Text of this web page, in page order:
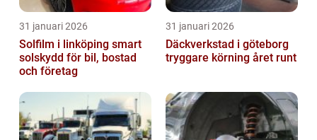
31 januari 2026
Solfilm i linköping smart
solskydd för bil, bostad
och företag
31 januari 2026
Däckverkstad i göteborg
tryggare körning året runt